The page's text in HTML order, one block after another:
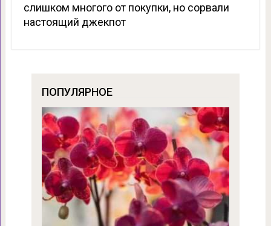
слишком многого от покупки, но сорвали
настоящий джекпот
ПОПУЛЯРНОЕ